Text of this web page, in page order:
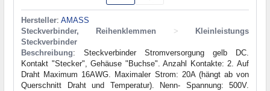
Hersteller: AMASS
Steckverbinder, Reihenklemmen
>
Kleinleistungs
Steckverbinder
Beschreibung: Steckverbinder Stromversorgung gelb DC.
Kontakt "Stecker", Gehäuse "Buchse". Anzahl Kontakte: 2. Auf
Draht Maximum 16AWG. Maximaler Strom: 20A (hängt ab von
Querschnitt Draht und Temperatur). Nenn- Spannung: 500V.